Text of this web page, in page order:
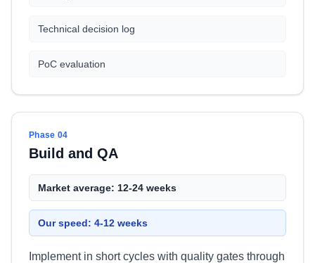
Technical decision log
PoC evaluation
Phase 04
Build and QA
Market average: 12-24 weeks
Our speed: 4-12 weeks
Implement in short cycles with quality gates through